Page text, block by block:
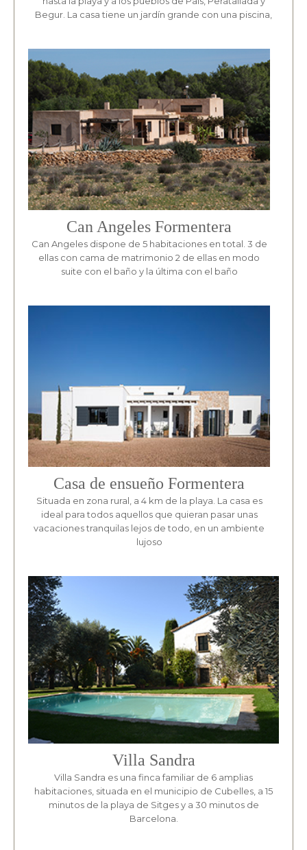
Begur. La casa tiene un jardín grande con una piscina,
Can Angeles Formentera
Can Angeles dispone de 5 habitaciones en total. 3 de
ellas con cama de matrimonio 2 de ellas en modo
suite con el baño y la última con el baño
Casa de ensueño Formentera
Situada en zona rural, a 4 km de la playa. La casa es
ideal para todos aquellos que quieran pasar unas
vacaciones tranquilas lejos de todo, en un ambiente
lujoso
Villa Sandra
Villa Sandra es una finca familiar de 6 amplias
habitaciones, situada en el municipio de Cubelles, a 15
minutos de la playa de Sitges y a 30 minutos de
Barcelona.